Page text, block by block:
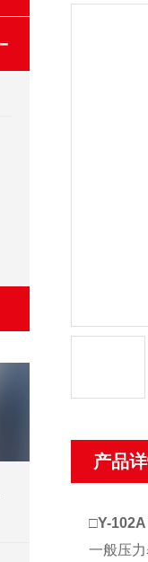
产品
□Y-
一般压